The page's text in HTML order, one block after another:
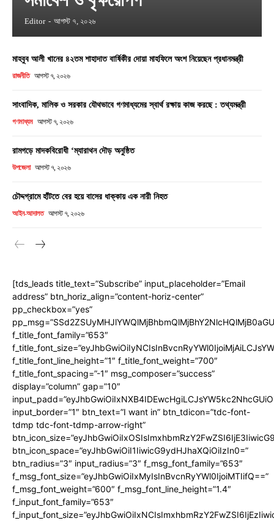
Editor - আগস্ট ৭, ২০২৬
মাহবুব আলী খানের ৪২তম শাহাদাত বার্ষিকীর দোয়া মাহফিলে অংশ নিয়েছেন প্রধানমন্ত্রী
রাজনীতি আগস্ট ৭, ২০২৬
সাংবাদিক, মালিক ও সরকার যৌথভাবে গণমাধ্যমের স্বার্থ রক্ষায় কাজ করছে : তথ্যমন্ত্রী
গণমাধ্যম আগস্ট ৭, ২০২৬
রামগড়ে মাদকবিরোধী ‘ম্যারাথন দৌড় অনুষ্ঠিত
উপজেলা আগস্ট ৭, ২০২৬
চৌদ্দগ্রামে হাঁটতে বের হয়ে বাসের ধাক্কায় এক নারী নিহত
আইন-আদালত আগস্ট ৭, ২০২৬
[tds_leads title_text=”Subscribe” input_placeholder=”Email
address” btn_horiz_align=”content-horiz-center”
pp_checkbox=”yes”
f_title_font_family=”653″
f_title_font_line_height=”1″ f_title_font_weight=”700″
f_title_font_spacing=”-1″ msg_composer=”success”
display=”column” gap=”10″
input_border=”1″ btn_text=”I want in” btn_tdicon=”tdc-font-
tdmp tdc-font-tdmp-arrow-right”
btn_icon_space=”eyJhbGwiOiI1IiwicG9ydHJhaXQiOiIzIn0=”
btn_radius=”3″ input_radius=”3″ f_msg_font_family=”653″
f_msg_font_size=”eyJhbGwiOiIxMyIsInBvcnRyYWl0IjoiMTIifQ==”
f_msg_font_weight=”600″ f_msg_font_line_height=”1.4″
f_input_font_family=”653″